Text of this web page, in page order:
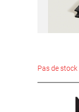
Pas de stock